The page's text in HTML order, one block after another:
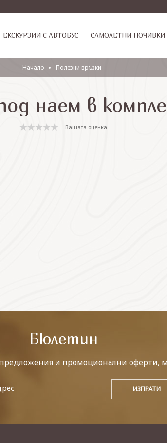
ЕКСКУРЗИИ С АВТОБУС САМОЛЕТНИ ПОЧИВКИ
Начало Полезни връзки
наем в
Вашата оценка
Бюлетин
и промоционални оферти,